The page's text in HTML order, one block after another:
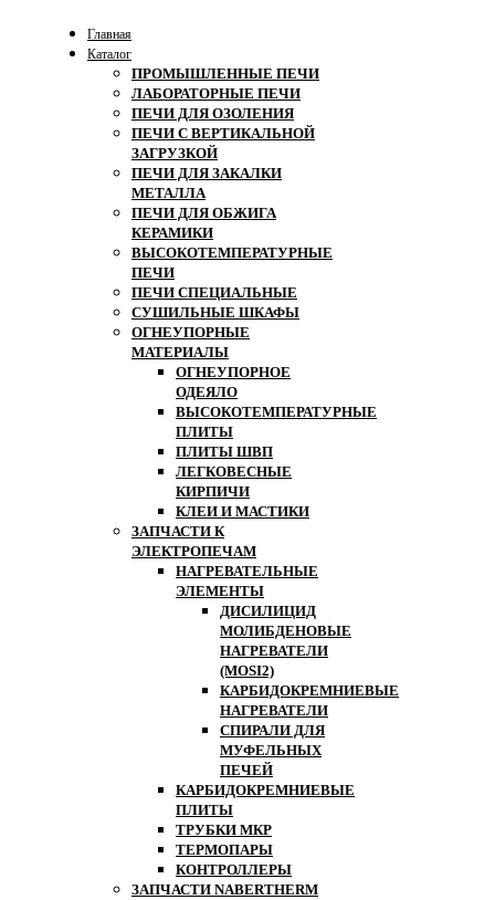
Главная
Каталог
ПРОМЫШЛЕННЫЕ ПЕЧИ
ЛАБОРАТОРНЫЕ ПЕЧИ
ПЕЧИ ДЛЯ ОЗОЛЕНИЯ
ПЕЧИ С ВЕРТИКАЛЬНОЙ
ЗАГРУЗКОЙ
ПЕЧИ ДЛЯ ЗАКАЛКИ
МЕТАЛЛА
ПЕЧИ ДЛЯ ОБЖИГА
КЕРАМИКИ
ВЫСОКОТЕМПЕРАТУРНЫЕ
ПЕЧИ
ПЕЧИ СПЕЦИАЛЬНЫЕ
СУШИЛЬНЫЕ ШКАФЫ
ОГНЕУПОРНЫЕ
МАТЕРИАЛЫ
ОГНЕУПОРНОЕ
ОДЕЯЛО
ВЫСОКОТЕМПЕРАТУРНЫЕ
ПЛИТЫ
ПЛИТЫ ШВП
ЛЕГКОВЕСНЫЕ
КИРПИЧИ
КЛЕИ И МАСТИКИ
ЗАПЧАСТИ К
ЭЛЕКТРОПЕЧАМ
НАГРЕВАТЕЛЬНЫЕ
ЭЛЕМЕНТЫ
ДИСИЛИЦИД
МОЛИБДЕНОВЫЕ
НАГРЕВАТЕЛИ
(MOSI2)
КАРБИДОКРЕМНИЕВЫЕ
НАГРЕВАТЕЛИ
СПИРАЛИ ДЛЯ
МУФЕЛЬНЫХ
ПЕЧЕЙ
КАРБИДОКРЕМНИЕВЫЕ
ПЛИТЫ
ТРУБКИ МКР
ТЕРМОПАРЫ
КОНТРОЛЛЕРЫ
ЗАПЧАСТИ NABERTHERM